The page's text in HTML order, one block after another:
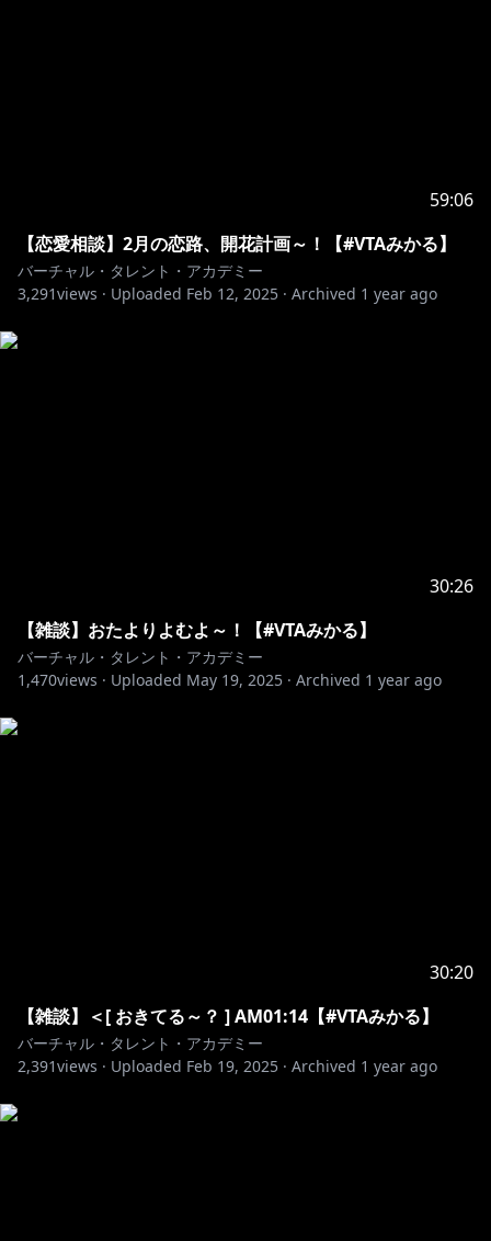
59:06
【恋愛相談】2月の恋路、開花計画～！【#VTAみかる】
バーチャル・タレント・アカデミー
3,291views · Uploaded Feb 12, 2025 · Archived 1 year ago
30:26
【雑談】おたよりよむよ～！【#VTAみかる】
バーチャル・タレント・アカデミー
1,470views · Uploaded May 19, 2025 · Archived 1 year ago
30:20
【雑談】＜[ おきてる～？ ] AM01:14【#VTAみかる】
バーチャル・タレント・アカデミー
2,391views · Uploaded Feb 19, 2025 · Archived 1 year ago